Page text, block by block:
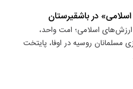
در باشقیرستان
اسلامی؛ امت واحد،
روسیه در اوفا، پایتخت